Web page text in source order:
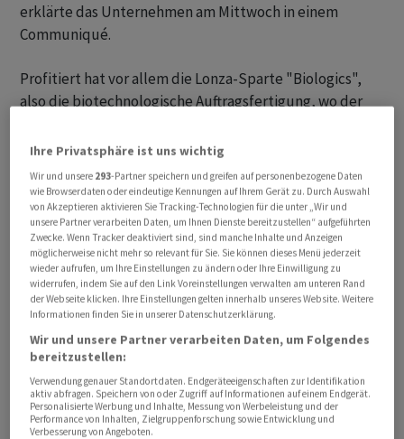
erklärte das Unternehmen am Mittwoch in einem
Communiqué.
Profitiert hat vor allem die Lonza-Sparte "Biologics",
also die biotechnologische Auftragsfertigung, wo der
mehr als die Hälfte des Lonza-Umsatzes und ist
vergangenes Jahr um fast 22 Prozent gewachsen.
Auftragsfertigung wächst stark
Das Segment profitierte laut Lonza bei einem
"robusten" Basisgeschäft von der besagten
"Umsatzspitze" bei den Corona-Mitteln. Das habe sich
Ihre Privatsphäre ist uns wichtig
Wir und unsere 293-Partner speichern und greifen auf personenbezogene Daten
wie Browserdaten oder eindeutige Kennungen auf Ihrem Gerät zu. Durch Auswahl
von Akzeptieren aktivieren Sie Tracking-Technologien für die unter „Wir und
unsere Partner verarbeiten Daten, um Ihnen Dienste bereitzustellen“ aufgeführten
Zwecke. Wenn Tracker deaktiviert sind, sind manche Inhalte und Anzeigen
möglicherweise nicht mehr so relevant für Sie. Sie können dieses Menü jederzeit
wieder aufrufen, um Ihre Einstellungen zu ändern oder Ihre Einwilligung zu
widerrufen, indem Sie auf den Link Voreinstellungen verwalten am unteren Rand
der Webseite klicken. Ihre Einstellungen gelten innerhalb unseres Website. Weitere
Informationen finden Sie in unserer Datenschutzerklärung.
Wir und unsere Partner verarbeiten Daten, um Folgendes
bereitzustellen:
Verwendung genauer Standortdaten. Endgeräteeigenschaften zur Identifikation
aktiv abfragen. Speichern von oder Zugriff auf Informationen auf einem Endgerät.
Personalisierte Werbung und Inhalte, Messung von Werbeleistung und der
Performance von Inhalten, Zielgruppenforschung sowie Entwicklung und
Verbesserung von Angeboten.